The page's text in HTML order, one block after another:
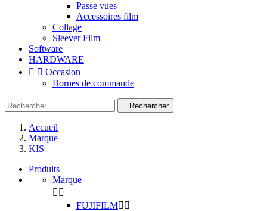
Passe vues
Accessoires film
Collage
Sleever Film
Software
HARDWARE
  Occasion
Bornes de commande
 Rechercher
Accueil
Marque
KIS
Produits
Marque
 
FUJIFILM 